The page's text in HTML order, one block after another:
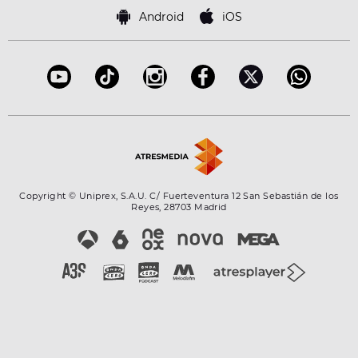
Bases de concursos
Android iOS
Copyright © Uniprex, S.A.U. C/ Fuerteventura 12 San Sebastián de los
Reyes, 28703 Madrid